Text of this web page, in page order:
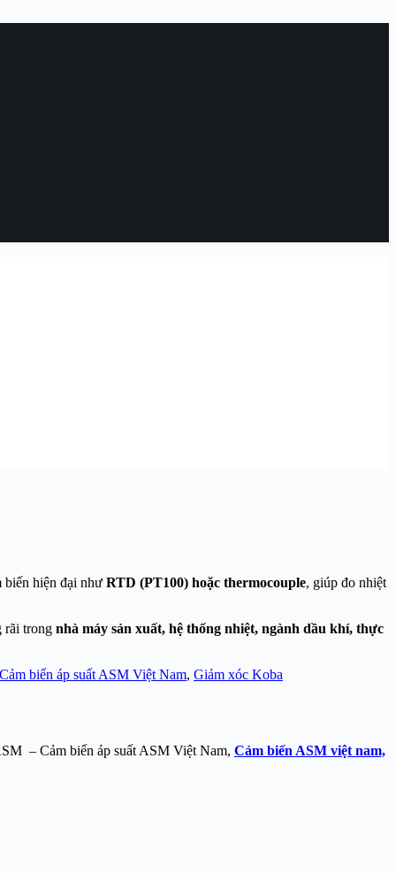
biến hiện đại như RTD (PT100) hoặc thermocouple, giúp đo nhiệt
rãi trong nhà máy sản xuất, hệ thống nhiệt, ngành dầu khí, thực
biến áp suất ASM Việt Nam, Giảm xóc Koba
– Cảm biến áp suất ASM Việt Nam, Cảm biến ASM việt nam,